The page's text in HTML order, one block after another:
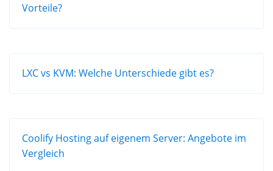
Vorteile?
LXC vs KVM: Welche Unterschiede gibt es?
Coolify Hosting auf eigenem Server: Angebote im
Vergleich